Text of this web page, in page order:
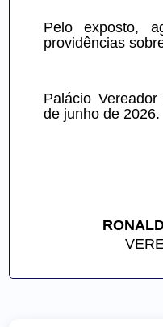
Pelo exposto,
providências
Palácio
de junho de 2026.